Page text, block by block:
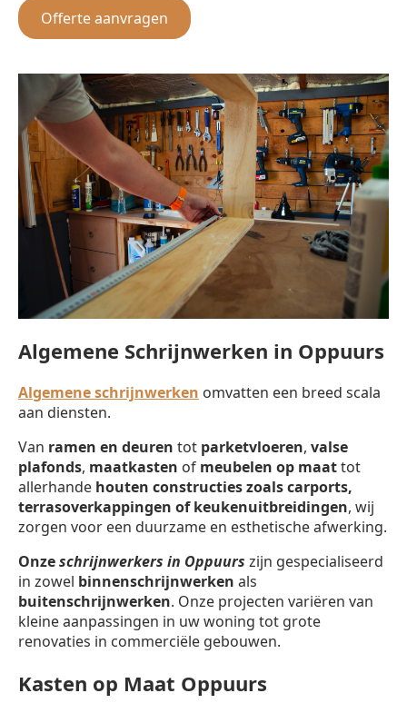
Offerte aanvragen
Algemene Schrijnwerken in Oppuurs
Algemene schrijnwerken omvatten een breed scala
aan diensten.
Van ramen en deuren tot parketvloeren, valse
plafonds, maatkasten of meubelen op maattot
allerhande houten constructies zoals carports,
terrasoverkappingen of keukenuitbreidingen, wij
zorgen voor een duurzame en esthetische afwerking.
Onzeschrijnwerkers in Oppuurs zijn gespecialiseerd
in zowel binnenschrijnwerken als
buitenschrijnwerken. Onze projecten variëren van
kleine aanpassingen in uw woning tot grote
renovaties in commerciële gebouwen.
Kasten op Maat Oppuurs